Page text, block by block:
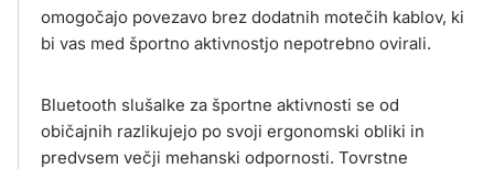
omogočajo povezavo brez dodatnih motečih kablov, ki
bi vas med športno aktivnostjo nepotrebno ovirali.
Bluetooth slušalke za športne aktivnosti se od
običajnih razlikujejo po svoji ergonomski obliki in
predvsem večji mehanski odpornosti. Tovrstne